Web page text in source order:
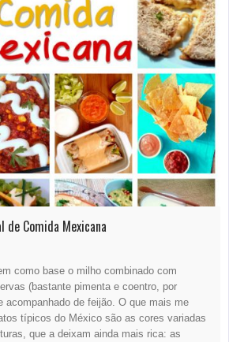
Comida Mexicana
como base o milho combinado com
(bastante pimenta e coentro, por
acompanhado de feijão. O que mais me
típicos do México são as cores variadas
que a deixam ainda mais rica: as